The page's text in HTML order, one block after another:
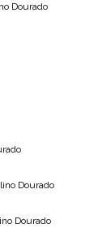
Dourado
Dourado
Dourado